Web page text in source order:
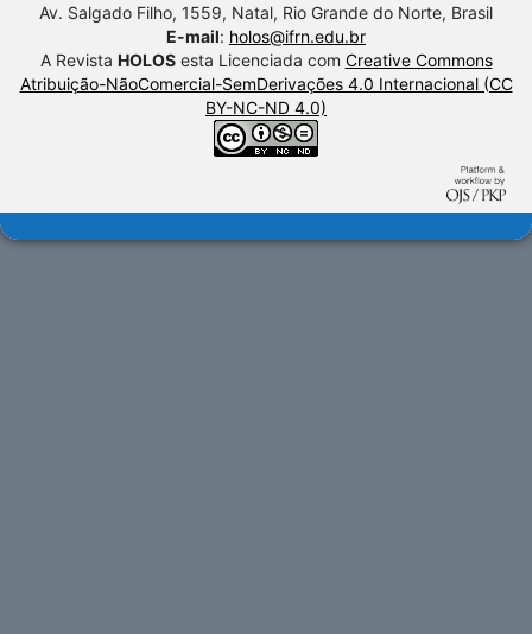
Av. Salgado Filho, 1559, Natal, Rio Grande do Norte, Brasil
E-mail: holos@ifrn.edu.br
A Revista HOLOSesta Licenciada com Creative Commons
Atribuição-NãoComercial-SemDerivações 4.0 Internacional (CC
BY-NC-ND 4.0)